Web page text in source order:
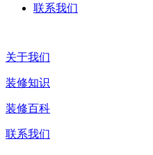
联系我们
关于我们
装修知识
装修百科
联系我们